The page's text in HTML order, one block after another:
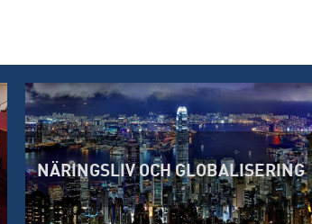
NÄRINGSLIV OCH GLOBALISERING